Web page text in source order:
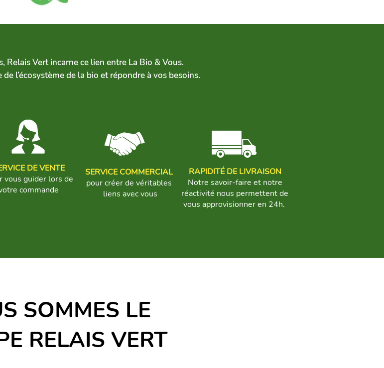
Relais Vert incarne ce lien entre La Bio & Vous.
l’écosystème de la bio et répondre à vos besoins.
DE VENTE
vous guider lors de
commande
RAPIDITÉ DE LIVRAISON
Notre savoir-faire et notre
réactivité nous permettentde
vous approvisionner en 24h.
SERVICE COMMERCIAL
pour créer de véritables
liens avec vous
SOMMES LE
RELAIS VERT